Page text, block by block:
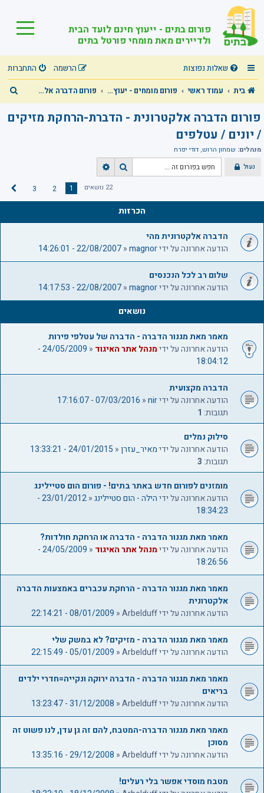
פורום בתים - ייעוץ חינם לועד הבית
ולדיירים מאת מומחי פורטל בתים
שאלות נפוצות התחברות
הרשמה
בית
עמוד ראשי פורום מומחים - יעוץ מקצועי חינם בכל תחומי הבית המשותף! פורום הדברה אלקטרונית - הדברת-הרחקת מזיקים / יונים / עטלפים
י
פורום הדברה אלקטרונית - הדברת-הרחקת מזיקים
/ יונים / עטלפים
מנהלים: שמחון הרוש, דודי יפרח
נעול
ח
ו
ש
ח
פ
ו
מ
ק
22 נושאים 1
2
3
ב
הכרזות
הדברה אלקטרונית מהי
הודעה אחרונה על ידיmagnor
«
22/08/2007 - 14:26:01
שלום רב לכל הנכנסים
הודעה אחרונה על ידיmagnor
«
22/08/2007 - 14:17:53
נושאים
מאמר מאת מגנור הדברה - הדברה של עטלפי פירות
הודעה אחרונה על ידימנהל אתר האיגוד «
24/05/2009 -
18:04:12
הדברה מקצועית
הודעה אחרונה על ידיnir
«
07/03/2016 - 17:16:07
תגובות: 1
סילוק נמלים
הודעה אחרונה על ידימאיר_עזרן«
24/01/2015 - 13:33:21
תגובות: 3
מומזנים לפורום חדש באתר בתים! - פורום הום סטיילינג
הודעה אחרונה על ידיהילה - הום סטיילינג«
23/01/2012 -
18:34:23
מאמר מאת מגנור הדברה - הדברה או הרחקת חולדות?
הודעה אחרונה על ידימנהל אתר האיגוד «
24/05/2009 -
18:26:56
מאמר מאת מגנור הדברה - הרחקת עכברים באמצעות הדברה
אלקטרונית
הודעה אחרונה על ידיArbelduff
«
08/01/2009 - 22:14:21
מאמר מאת מגנור הדברה - מזיקים? לא במשק שלי
הודעה אחרונה על ידיArbelduff
«
05/01/2009 - 22:15:49
מאמר מאת מגנור הדברה - הדברה ירוקה ונקייה=חדרי ילדים
בריאים
הודעה אחרונה על ידיArbelduff
«
31/12/2008 - 13:23:47
מאמר מאת מגנור הדברה-המטבח, להם זה גן עדן, לנו פשוט זה
מסוכן
הודעה אחרונה על ידיArbelduff
«
29/12/2008 - 13:35:16
מטבח מוסדי אפשר בלי רעלים!